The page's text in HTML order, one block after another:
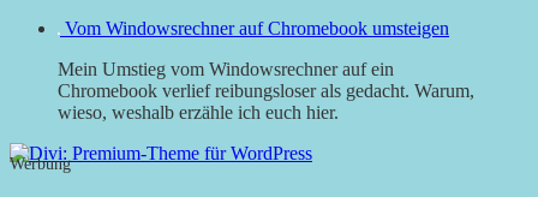
Vom Windowsrechner auf Chromebook umsteigen
Mein Umstieg vom Windowsrechner auf ein
Chromebook verlief reibungsloser als gedacht. Warum,
wieso, weshalb erzähle ich euch hier.
Werbung